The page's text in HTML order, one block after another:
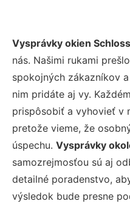
Vysprávky okien
nás. Našimi rukami
spokojných zákazníkov
nim pridáte aj vy.
prispôsobiť a vyhovieť v
pretože vieme, že
úspechu. Vysprávky
samozrejmosťou sú aj
detailné poradenstvo,
výsledok bude presne